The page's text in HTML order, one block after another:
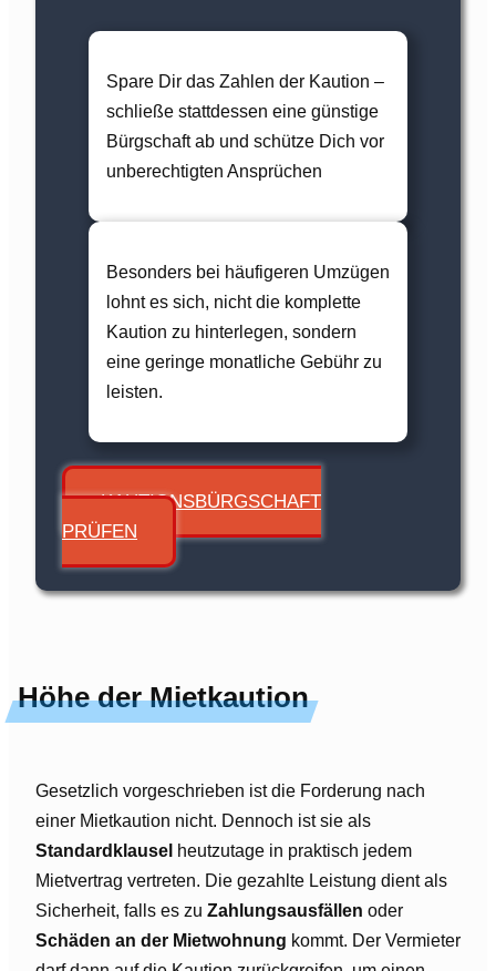
Spare Dir das Zahlen der Kaution –
schließe stattdessen eine günstige
Bürgschaft ab und schütze Dich vor
unberechtigten Ansprüchen
Besonders bei häufigeren Umzügen
lohnt es sich, nicht die komplette
Kaution zu hinterlegen, sondern
eine geringe monatliche Gebühr zu
leisten.
KAUTIONSBÜRGSCHAFT
PRÜFEN
Höhe der Mietkaution
Gesetzlich vorgeschrieben ist die Forderung nach
einer Mietkaution nicht. Dennoch ist sie als
Standardklausel heutzutage in praktisch jedem
Mietvertrag vertreten. Die gezahlte Leistung dient als
Sicherheit, falls es zu Zahlungsausfällen oder
Schäden an der Mietwohnung kommt. Der Vermieter